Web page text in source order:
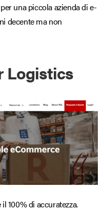
una piccola azienda di e-
decente ma non
Logistics
100% di accuratezza.